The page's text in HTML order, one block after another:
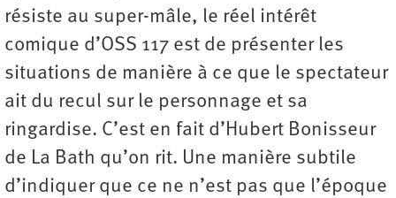
résiste au super-mâle, le réel intérêt
comique d’OSS 117 est de présenter les
situations de manière à ce que le spectateur
ait du recul sur le personnage et sa
ringardise. C’est en fait d’Hubert Bonisseur
de La Bath qu’on rit. Une manière subtile
d’indiquer que ce ne n’est pas que l’époque